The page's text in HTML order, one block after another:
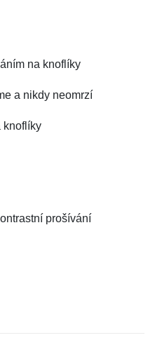
na knoflíky
a nikdy neomrzí
knoflíky
prošívání